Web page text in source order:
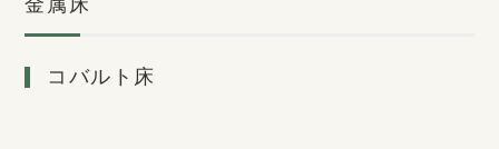
金属床
コバルト床